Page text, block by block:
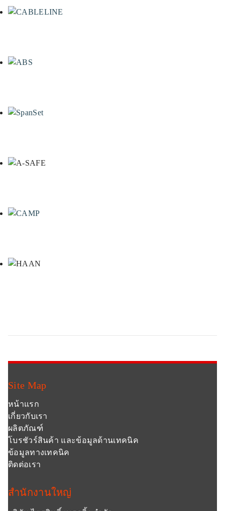
Site Map
หน้าแรก
เกี่ยวกับเรา
ผลิตภัณฑ์
โบรชัวร์สินค้า และข้อมูลด้านเทคนิค
ข้อมูลทางเทคนิค
ติดต่อเรา
สำนักงานใหญ่